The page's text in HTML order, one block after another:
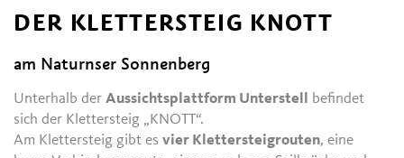
DER KLETTERSTEIG KNOTT
am Naturnser Sonnenberg
Unterhalb derAussichtsplattform Unterstell
befindet
sich der Klettersteig „KNOTT“.
Am Klettersteig gibt esvier Klettersteigrouten, eine